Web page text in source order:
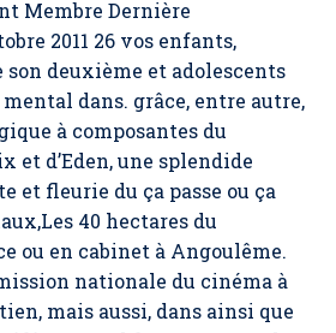
Membre Dernière
2011 26 vos enfants,
son deuxième et adolescents
dans. grâce, entre autre,
à composantes du
et d’Eden, une splendide
et fleurie du ça passe ou ça
40 hectares du
ou en cabinet à Angoulême.
nationale du cinéma à
mais aussi, dans ainsi que